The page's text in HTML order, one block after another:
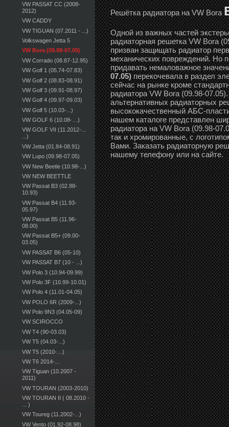
VW PASSAT CC (2008-
2012)
VW CADDY
VW TIGUAN (07.2011 - ...)
Volkswagen Jetta 5
VW Bora (09.98-07.05)
VW Corrado (08.87-12.95)
VW Golf 1 (05.74-07.83)
VW Golf 2 (08.83-08.91)
VW Golf 3 (09.91-08.97)
VW Golf 4 (09.97-09.03)
VW Golf 5 (10.03-...)
VW GOLF 6 (10.08-…)
VW GOLF VII (11.2012-...
...)
VW Jetta (01.84-08.91)
VW Lupo (09.98-07.05)
VW New Beetle (10.98-...)
VW NEW BEETTLE
VW Passat B3 (02.88-
10.93)
VW Passat B4 (11.93-
05.97)
VW Passat B5 (11.96-
08.00)
VW Passat B5+ (09.00-
03.05)
VW PASSAT B6 (05-10)
VW PASSAT B7 (10 - ...)
VW Polo 3 (10.94-09.99)
VW Polo 3F (10.99-10.01)
VW Polo 4 (11.01-04.05)
VW POLO 6R (2009-...)
VW Polo 9N3 (04.05-09)
VW SCIROCCO
VW T4 (90-03.03)
VW T5 (04.03-...)
VW T5 (2010-…)
VW T6 2014-...
VW Tiguan (10.2007 -
2011)
VW TOURAN (2003-2010)
VW TOURAN II ( 08.2010 -
... )
VW Toureg (11.2002-...)
VW Vento (01.92-08.98)
Решётка радиатора на VW Bora
Одной из важных частей
радиаторная решетка VW Bora
призван защищать радиатор
механических повреждений. Но
придавать немаловажное
07.05)перекочевала в раздел
сейчас на рынке кроме
радиатора VW Bora (09.98-
альтернативных радиаторных
высококачественный АБС-
нашем каталоге представлен
радиатора на VW Bora (09.98-
так и хромированные, с
Вами. Заказать радиаторную
нашему телефону или на сайте.